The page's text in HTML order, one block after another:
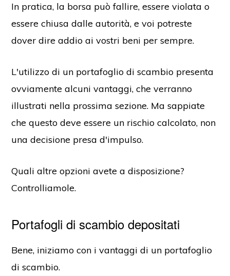
In pratica, la borsa può fallire, essere violata o
essere chiusa dalle autorità, e voi potreste
dover dire addio ai vostri beni per sempre.
L'utilizzo di un portafoglio di scambio presenta
ovviamente alcuni vantaggi, che verranno
illustrati nella prossima sezione. Ma sappiate
che questo deve essere un rischio calcolato, non
una decisione presa d'impulso.
Quali altre opzioni avete a disposizione?
Controlliamole.
Portafogli di scambio depositati
Bene, iniziamo con i vantaggi di un portafoglio
di scambio.